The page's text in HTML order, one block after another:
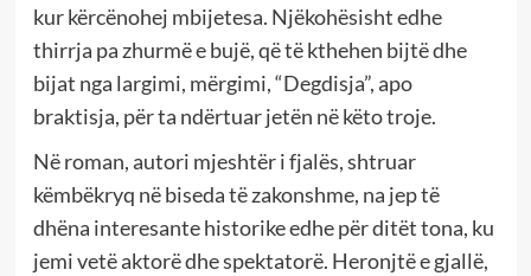
kur kërcënohej mbijetesa. Njëkohësisht edhe
thirrja pa zhurmë e bujë, që të kthehen bijtë dhe
bijat nga largimi, mërgimi, “Degdisja”, apo
braktisja, për ta ndërtuar jetën në këto troje.
Në roman, autori mjeshtër i fjalës, shtruar
këmbëkryq në biseda të zakonshme, na jep të
dhëna interesante historike edhe për ditët tona, ku
jemi vetë aktorë dhe spektatorë. Heronjtë e gjallë,